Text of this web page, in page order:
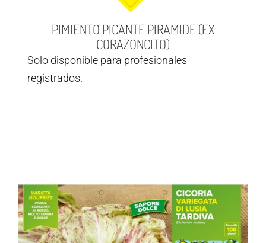
PIMIENTO PICANTE PIRAMIDE (EX
CORAZONCITO)
Solo disponible para profesionales
registrados.